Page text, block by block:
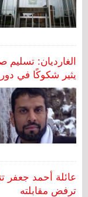
الغارديان:
يثير شكوكًا في دور
عائلة أحمد جعفر
ترفض مقابلته